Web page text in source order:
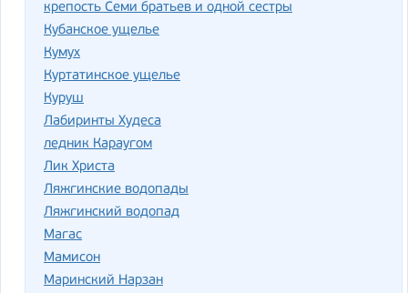
крепость Семи братьев и одной сестры
Кубанское ущелье
Кумух
Куртатинское ущелье
Куруш
Лабиринты Худеса
ледник Караугом
Лик Христа
Ляжгинские водопады
Ляжгинский водопад
Магас
Мамисон
Маринский Нарзан